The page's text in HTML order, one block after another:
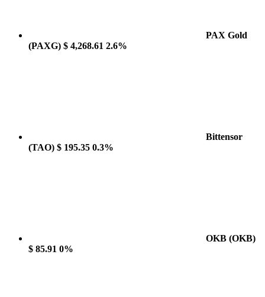
PAX Gold
(PAXG) $ 4,268.61 2.6%
Bittensor
(TAO) $ 195.35 0.3%
OKB (OKB)
$ 85.91 0%